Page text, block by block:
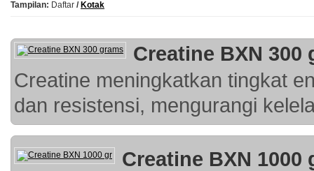
Tampilan: Daftar / Kotak
Creatine BXN 300
Creatine meningkatkan tingkat
dan resistensi, mengurangi
Creatine BXN 1000